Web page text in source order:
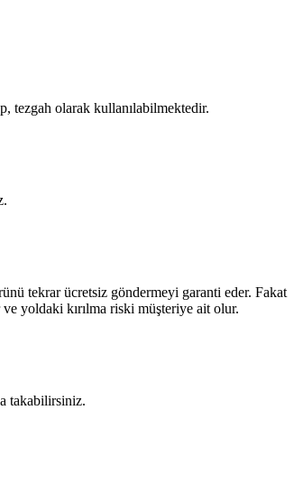
tezgah olarak kullanılabilmektedir.
tekrar ücretsiz göndermeyi garanti eder. Fakat
yoldaki kırılma riski müşteriye ait olur.
takabilirsiniz.